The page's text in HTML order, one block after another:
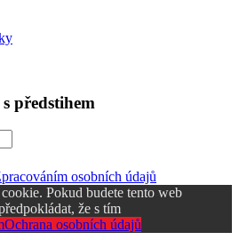
předstihem
osobních údajů
Pokud budete tento web
že s tím
Ochrana osobních údajů